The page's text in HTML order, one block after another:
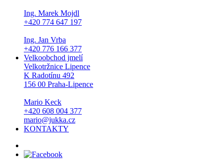
Ing. Marek Mojdl
+420 774 647 197
Ing. Jan Vrba
+420 776 166 377
Velkoobchod jmelí
Velkotržnice Lipence
K Radotínu 492
156 00 Praha-Lipence
Mario Keck
+420 608 004 377
mario@jukka.cz
KONTAKTY